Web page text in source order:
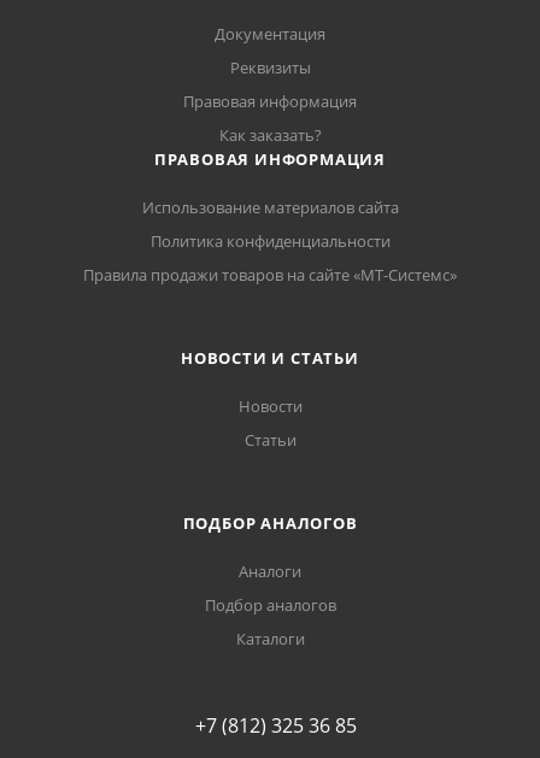
Документация
Реквизиты
Правовая информация
Как заказать?
ПРАВОВАЯ ИНФОРМАЦИЯ
Использование материалов сайта
Политика конфиденциальности
Правила продажи товаров на сайте «МТ-Системс»
НОВОСТИ И СТАТЬИ
Новости
Статьи
ПОДБОР АНАЛОГОВ
Аналоги
Подбор аналогов
Каталоги
+7 (812) 325 36 85